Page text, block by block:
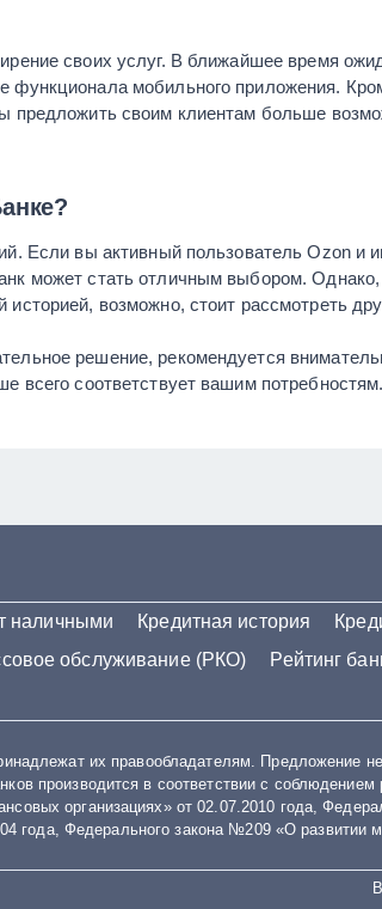
своих услуг. В ближайшее время
функционала мобильного приложения.
предложить своим клиентам больше
Если вы активный пользователь Ozon и
может стать отличным выбором.
возможно, стоит рассмотреть
решение, рекомендуется
всего соответствует вашим потребностям.
наличными Кредитная история
обслуживание (РКО)
Рейтинг
их правообладателям. Предложение
производится в соответствии с соблюдением
организациях» от 02.07.2010 года,
года, Федерального закона №209 «О развитии